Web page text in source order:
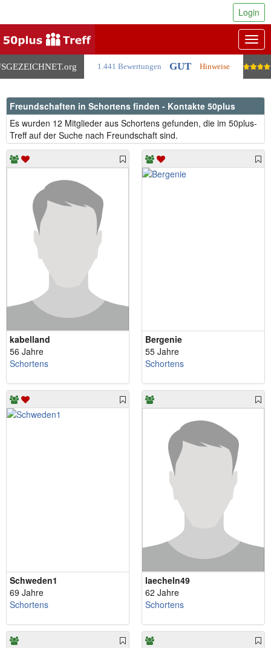
.org 1.441 Bewertungen GUT Hinweise
Login
Freundschaften in Schortens finden - Kontakte 50plus
Es wurden 12 Mitglieder aus Schortens gefunden, die im 50plus-
Treff auf der Suche nach Freundschaft sind.
kabelland
56 Jahre
Schortens
Bergenie
55 Jahre
Schortens
Schweden1
69 Jahre
Schortens
laecheln49
62 Jahre
Schortens